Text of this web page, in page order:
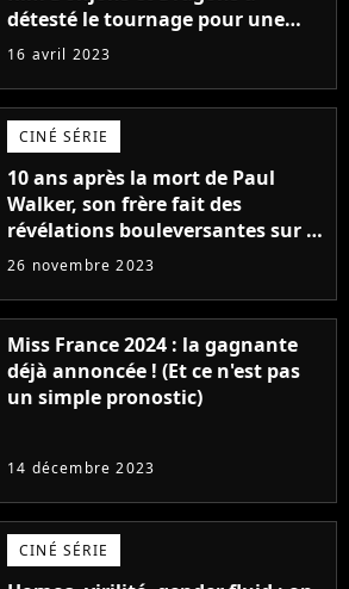
détesté le tournage pour une
raison très spéciale
16 avril 2023
CINÉ SÉRIE
10 ans après la mort de Paul
Walker, son frère fait des
révélations bouleversantes sur la
réaction des acteurs de Fast and
26 novembre 2023
Miss France 2024 : la gagnante
déjà annoncée ! (Et ce n'est pas
un simple pronostic)
14 décembre 2023
CINÉ SÉRIE